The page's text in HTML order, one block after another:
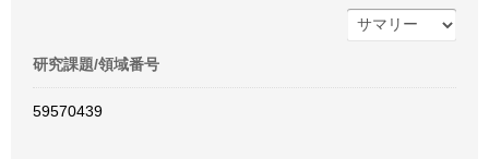
研究課題/領域番号
59570439